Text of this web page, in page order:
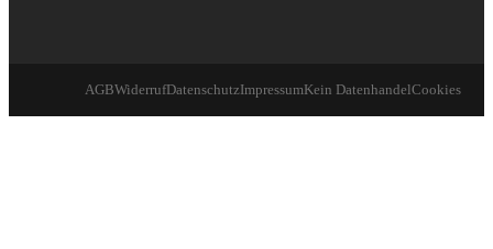
AGBWiderrufDatenschutzImpressumKein DatenhandelCookies